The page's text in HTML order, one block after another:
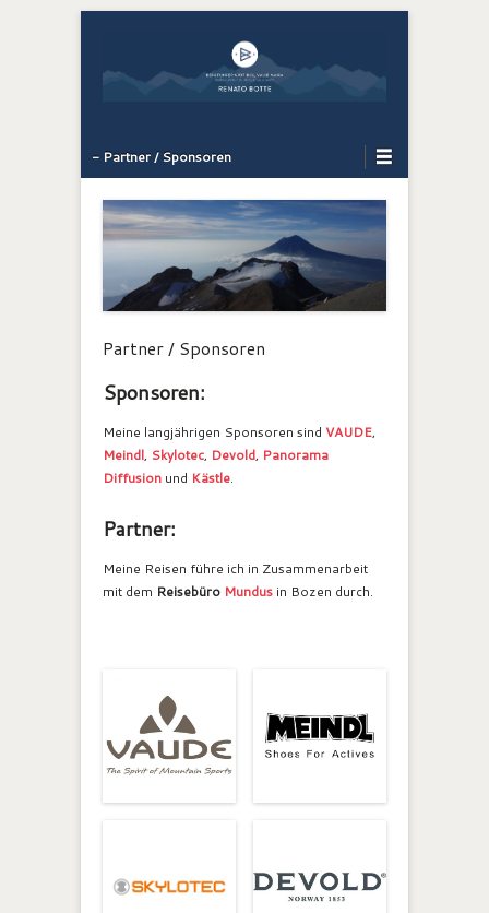
- Partner / Sponsoren
Partner / Sponsoren
Sponsoren:
Meine langjährigen Sponsoren sind VAUDE,
Meindl, Skylotec, Devold, Panorama
Diffusion und Kästle.
Partner:
Meine Reisen führe ich in Zusammenarbeit
mit dem Reisebüro Mundus in Bozen durch.